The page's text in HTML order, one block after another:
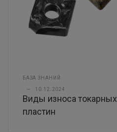
БАЗА ЗНАНИЙ
— 10.12.2024
Виды износа токарных
пластин